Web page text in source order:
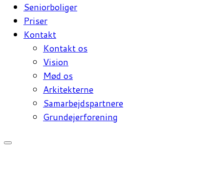
Seniorboliger
Priser
Kontakt
Kontakt os
Vision
Mød os
Arkitekterne
Samarbejdspartnere
Grundejerforening